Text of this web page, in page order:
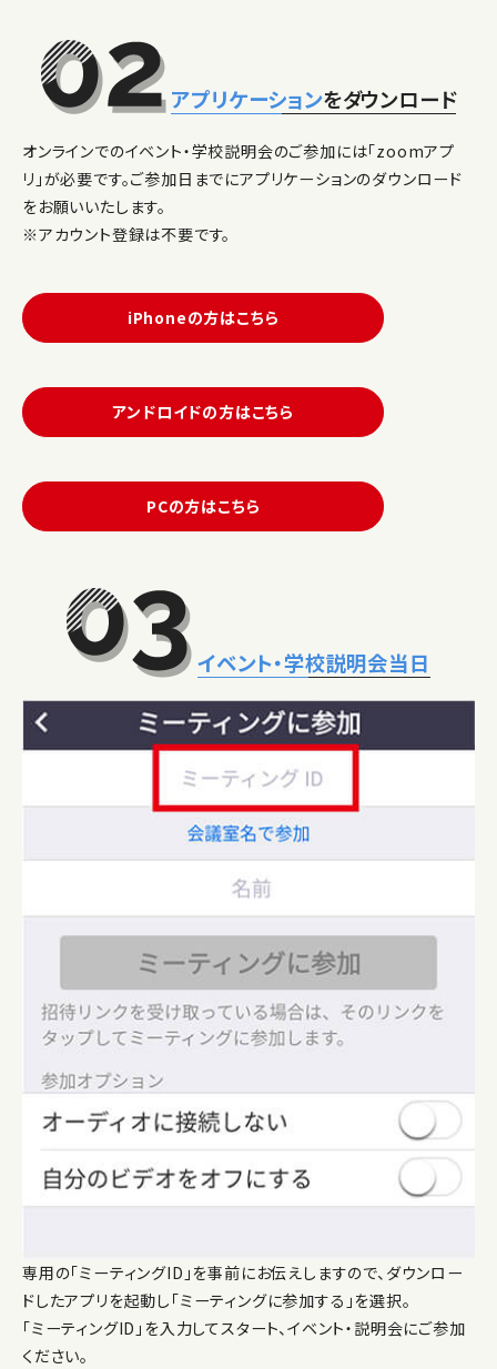
アプリケーションをダウンロード
オンラインでのイベント・学校説明会のご参加には「zoomアプ
リ」が必要です。ご参加日までにアプリケーションのダウンロード
をお願いいたします。
※アカウント登録は不要です。
iPhoneの方はこちら
アンドロイドの方はこちら
PCの方はこちら
イベント・学校説明会当日
専用の「ミーティングID」を事前にお伝えしますので、ダウンロー
ドしたアプリを起動し「ミーティングに参加する」を選択。
「ミーティングID」を入力してスタート、イベント・説明会にご参加
ください。